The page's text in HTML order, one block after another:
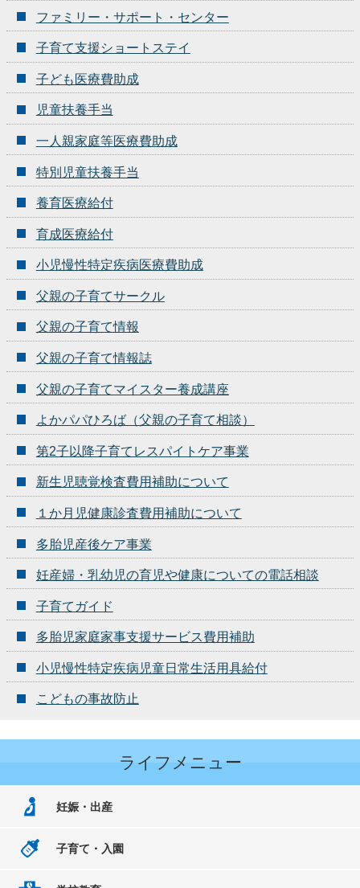
ファミリー・サポート・センター
子育て支援ショートステイ
子ども医療費助成
児童扶養手当
一人親家庭等医療費助成
特別児童扶養手当
養育医療給付
育成医療給付
小児慢性特定疾病医療費助成
父親の子育てサークル
父親の子育て情報
父親の子育て情報誌
父親の子育てマイスター養成講座
よかパパひろば（父親の子育て相談）
第2子以降子育てレスパイトケア事業
新生児聴覚検査費用補助について
１か月児健康診査費用補助について
多胎児産後ケア事業
妊産婦・乳幼児の育児や健康についての電話相談
子育てガイド
多胎児家庭家事支援サービス費用補助
小児慢性特定疾病児童日常生活用具給付
こどもの事故防止
ライフメニュー
妊娠・出産
子育て・入園